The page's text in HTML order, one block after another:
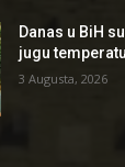
Danas u BiH
jugu
3 Augusta, 2026